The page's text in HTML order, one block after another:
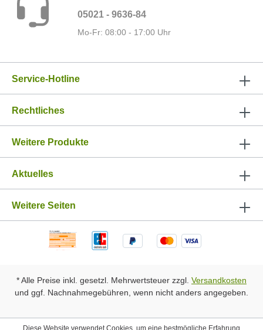
05021 - 9636-84
Mo-Fr: 08:00 - 17:00 Uhr
Service-Hotline
Rechtliches
Weitere Produkte
Aktuelles
Weitere Seiten
* Alle Preise inkl. gesetzl. Mehrwertsteuer zzgl. Versandkosten
und ggf. Nachnahmegebühren, wenn nicht anders angegeben.
Diese Website verwendet Cookies, um eine bestmögliche Erfahrung